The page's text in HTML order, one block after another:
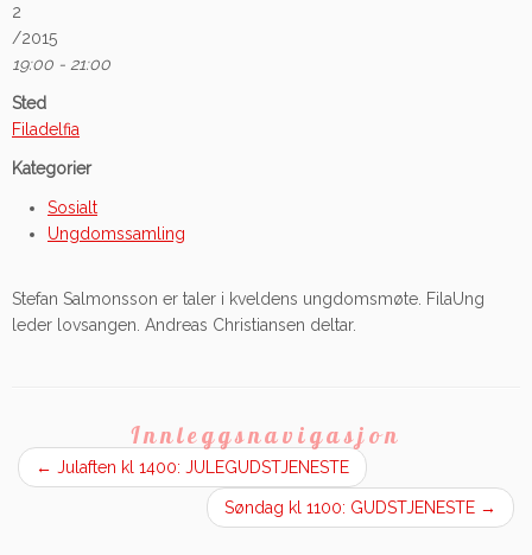
2
/2015
19:00 - 21:00
Sted
Filadelfia
Kategorier
Sosialt
Ungdomssamling
Stefan Salmonsson er taler i kveldens ungdomsmøte. FilaUng
leder lovsangen. Andreas Christiansen deltar.
Innleggsnavigasjon
← Julaften kl 1400: JULEGUDSTJENESTE
Søndag kl 1100: GUDSTJENESTE →